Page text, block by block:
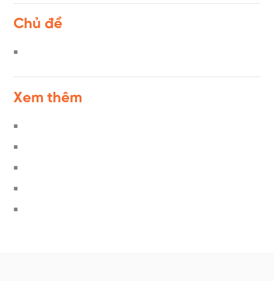
Chủ đề
Xem thêm